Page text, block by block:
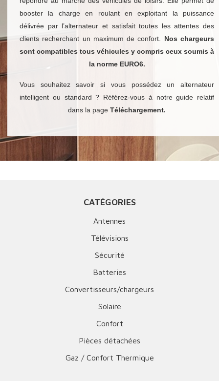
booster la charge en roulant en exploitant la puissance
délivrée par l’alternateur et satisfait toutes les attentes des
clients recherchant un maximum de confort. Nos chargeurs
sont compatibles tous véhicules y compris ceux soumis à
la norme EURO6.
Vous souhaitez savoir si vous possédez un alternateur
intelligent ou standard ? Référez-vous à notre guide relatif
dans la page Téléchargement.
CATÉGORIES
Antennes
Télévisions
Sécurité
Batteries
Convertisseurs/chargeurs
Solaire
Confort
Pièces détachées
Gaz / Confort Thermique